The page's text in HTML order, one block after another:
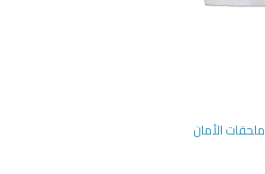
ملحقات الأمان